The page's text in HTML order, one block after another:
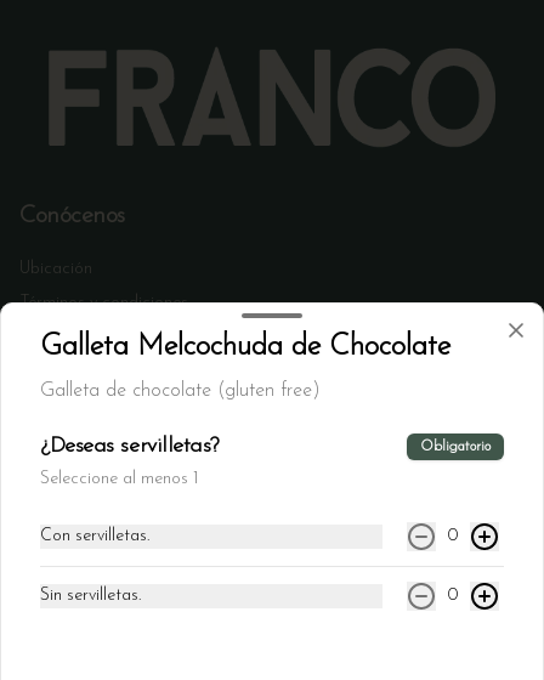
Conócenos
Ubicación
Términos y condiciones
Política de privacidad
Redes sociales
Instagram
Facebook
Mi cuenta
Pedir
Galleta Melcochuda de Chocolate
Galleta de chocolate (gluten free)
¿Deseas servilletas? Obligatorio
Seleccione al menos 1
Con servilletas. 0
Sin servilletas. 0